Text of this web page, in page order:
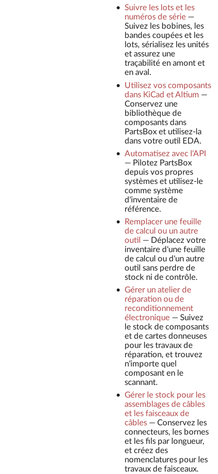
Suivre les lots et les
numéros de série—
Suivez les bobines, les
bandes coupées et les
lots, sérialisez les unités
et assurez une
traçabilité en amont et
en aval.
Utilisez vos composants
dans KiCad et Altium —
Conservez une
bibliothèque de
composants dans
PartsBox et utilisez-la
dans votre outil EDA.
Automatisez avec l'API
— Pilotez PartsBox
depuis vos propres
systèmes et utilisez-le
comme système
d'inventaire de
référence.
Remplacer une feuille
de calcul ou un autre
outil — Déplacez votre
inventaire d'une feuille
de calcul ou d'un autre
outil sans perdre de
stock ni de contrôle.
Gérer un atelier de
réparation ou de
reconditionnement
électronique— Suivez
le stock de composants
et de cartes donneuses
pour les travaux de
réparation, et trouvez
n'importe quel
composant en le
scannant.
Gérer le stock pour les
assemblages de câbles
et les faisceaux de
câbles— Conservez les
connecteurs, les bornes
et les fils par longueur,
et créez des
nomenclatures pour les
travaux de faisceaux.